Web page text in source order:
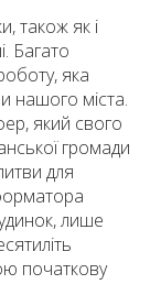
також як і
Багато
яка
нашого міста.
який свого
громади
для
лише
початкову